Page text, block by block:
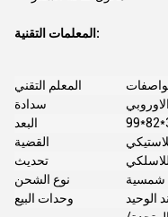
المعلمات التقنية:
المعلم التقني
سدادة
البعد
القضية
تحديث
نوع الشحن
شمسية
وحدات البيع
الوحيد